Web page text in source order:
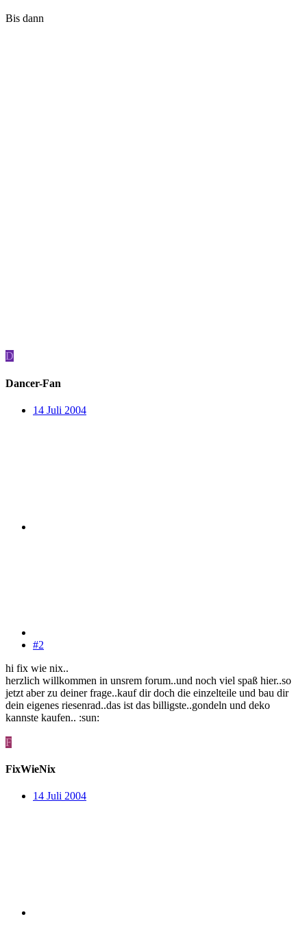
Bis dann
D
Dancer-Fan
14 Juli 2004
#2
hi fix wie nix..
herzlich willkommen in unsrem forum..und noch viel spaß hier..so
jetzt aber zu deiner frage..kauf dir doch die einzelteile und bau dir
dein eigenes riesenrad..das ist das billigste..gondeln und deko
kannste kaufen.. :sun:
F
FixWieNix
14 Juli 2004